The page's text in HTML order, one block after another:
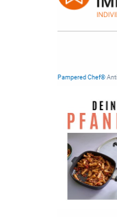
Pampered Chef®